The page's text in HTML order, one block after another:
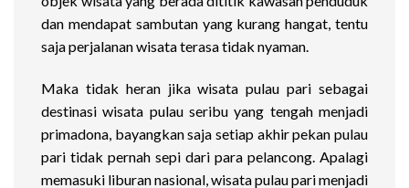
dan mendapat sambutan yang kurang hangat, tentu
saja perjalanan wisata terasa tidak nyaman.
Maka tidak heran jika wisata pulau pari sebagai
destinasi wisata pulau seribu yang tengah menjadi
primadona, bayangkan saja setiap akhir pekan pulau
pari tidak pernah sepi dari para pelancong. Apalagi
memasuki liburan nasional, wisata pulau pari menjadi